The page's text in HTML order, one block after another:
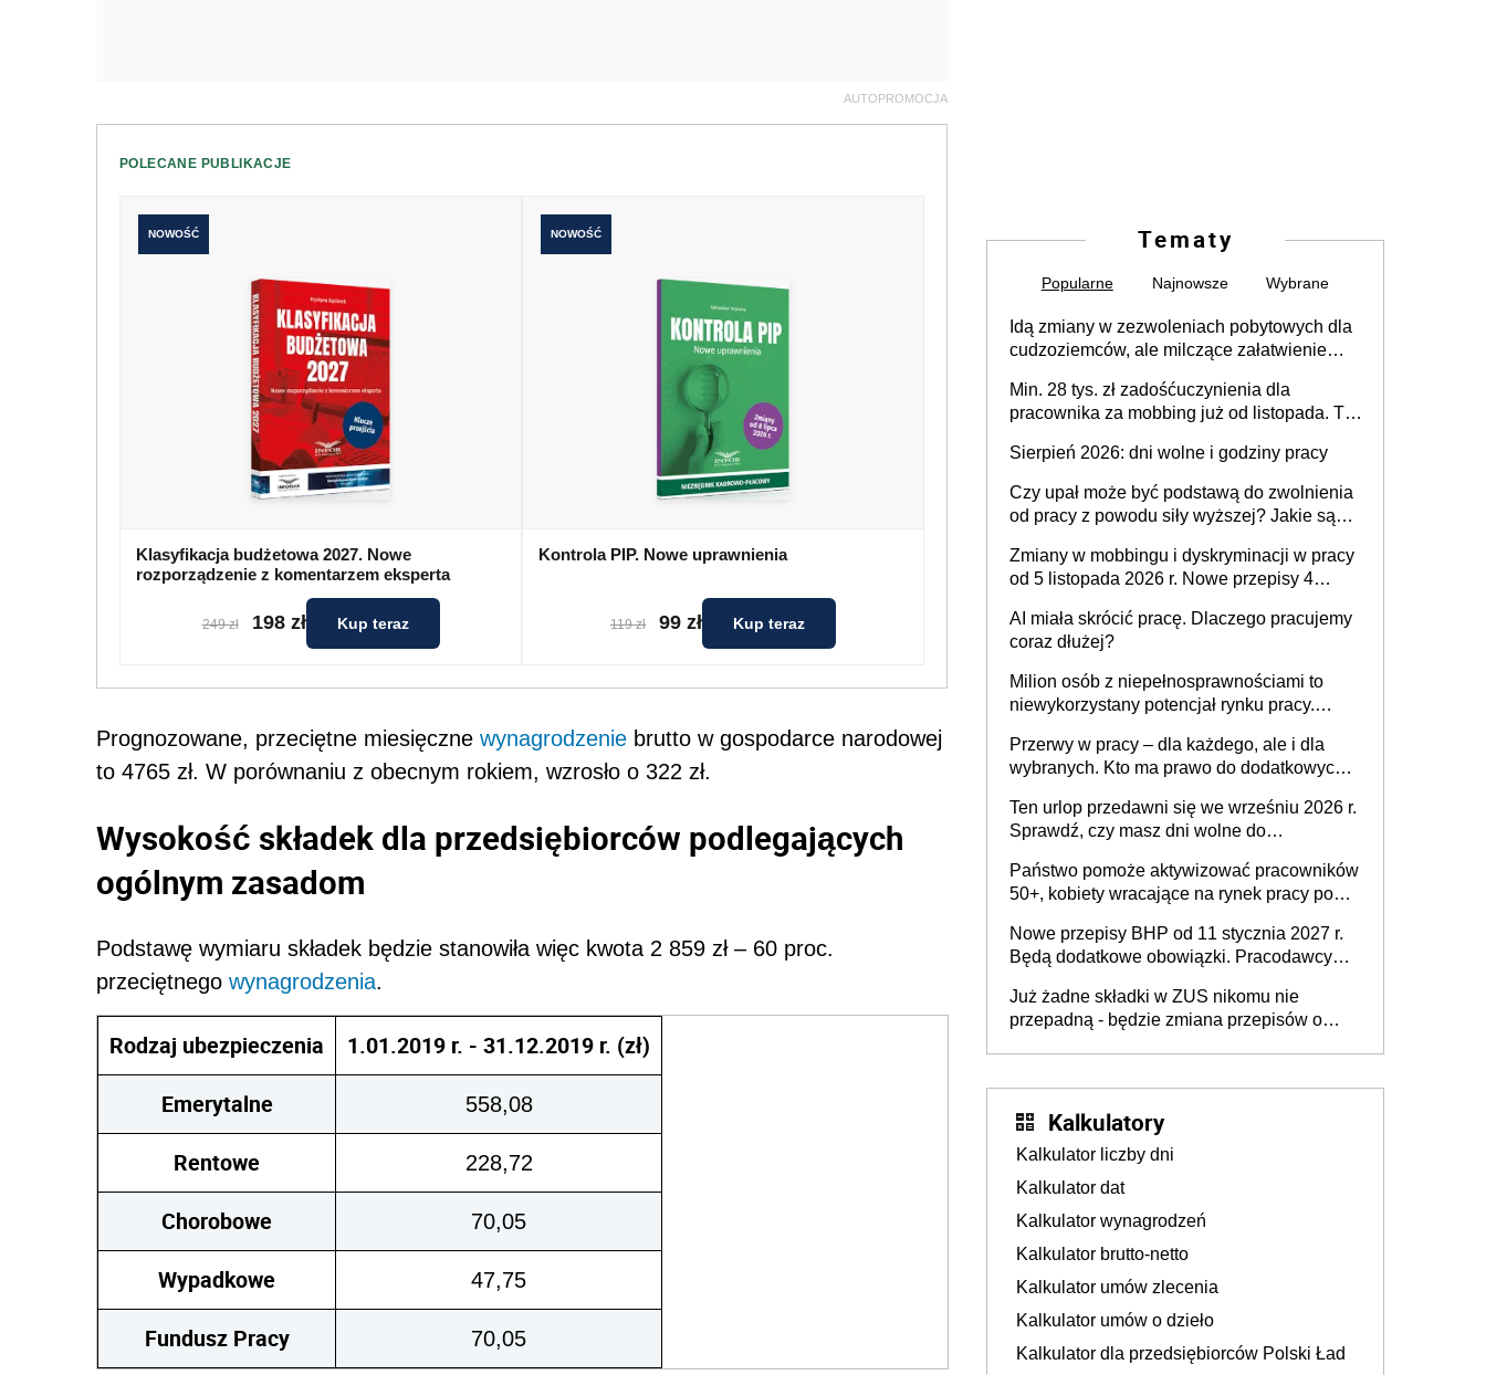
AUTOPROMOCJA
POLECANE PUBLIKACJE
NOWOŚĆ
Klasyfikacja budżetowa 2027. Nowe
rozporządzenie z komentarzem eksperta
249 zł 198 zł Kup teraz
NOWOŚĆ
Kontrola PIP. Nowe uprawnienia
119 zł 99 zł Kup teraz
Prognozowane, przeciętne miesięczne wynagrodzenie brutto w gospodarce narodowej
to 4765 zł. W porównaniu z obecnym rokiem, wzrosło o 322 zł.
Wysokość składek dla przedsiębiorców podlegających
ogólnym zasadom
Podstawę wymiaru składek będzie stanowiła więc kwota 2 859 zł – 60 proc.
przeciętnego wynagrodzenia.
Rodzaj ubezpieczenia
1.01.2019 r. - 31.12.2019 r. (zł)
Emerytalne
558,08
Rentowe 228,72
Chorobowe 70,05
Wypadkowe 47,75
Fundusz Pracy
70,05
Tematy
Popularne Najnowsze Wybrane
Idą zmiany w zezwoleniach pobytowych dla
cudzoziemców, ale milczące załatwienie
Min. 28 tys. zł zadośćuczynienia dla
pracownika za mobbing już od listopada. To
zespołu
Sierpień 2026: dni wolne i godziny pracy
Czy upał może być podstawą do zwolnienia
od pracy z powodu siły wyższej? Jakie są
Zmiany w mobbingu i dyskryminacji w pracy
od 5 listopada 2026 r. Nowe przepisy 4
Ustaw
AI miała skrócić pracę. Dlaczego pracujemy
coraz dłużej?
Milion osób z niepełnosprawnościami to
niewykorzystany potencjał rynku pracy.
dofinansowań czy refundacji, ale bariery po
stronie systemu i świadomości
pracodawców [WYWIAD]
Przerwy w pracy – dla każdego, ale i dla
wybranych. Kto ma prawo do dodatkowych
Ten urlop przedawni się we wrześniu 2026 r.
Sprawdź, czy masz dni wolne do
Państwo pomoże aktywizować pracowników
50+, kobiety wracające na rynek pracy po
osoby neuroatypowe. Powstanie Fundusz
na rzecz Inkluzywności w Zatrudnianiu?
Nowe przepisy BHP od 11 stycznia 2027 r.
Będą dodatkowe obowiązki. Pracodawcy
Już żadne składki w ZUS nikomu nie
przepadną - będzie zmiana przepisów o
Kalkulatory
Kalkulator liczby dni
Kalkulator dat
Kalkulator wynagrodzeń
Kalkulator brutto-netto
Kalkulator umów zlecenia
Kalkulator umów o dzieło
Kalkulator dla przedsiębiorców Polski Ład